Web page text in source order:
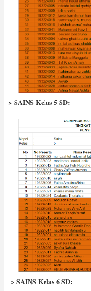
> SAINS Kelas 5 SD:
> SAINS Kelas 6 SD: